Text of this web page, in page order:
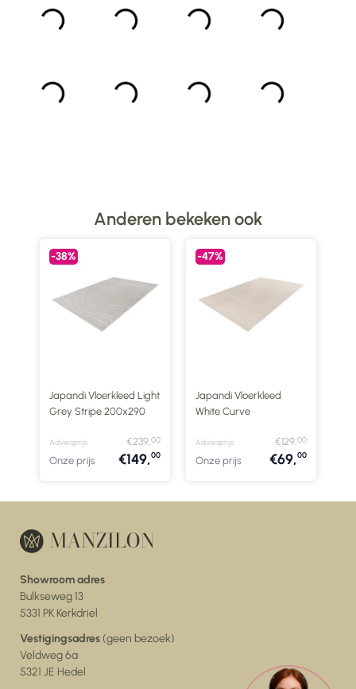
Anderen bekeken ook
-38%
Japandi Vloerkleed Light
Grey Stripe 200x290
Adviesprijs €239,00
Onze prijs €149,00
-47%
Japandi Vloerkleed
White Curve
Adviesprijs €129,00
Onze prijs €69,00
Showroom adres
Bulkseweg 13
5331 PK Kerkdriel
Vestigingsadres (geen bezoek)
Veldweg 6a
5321 JE Hedel